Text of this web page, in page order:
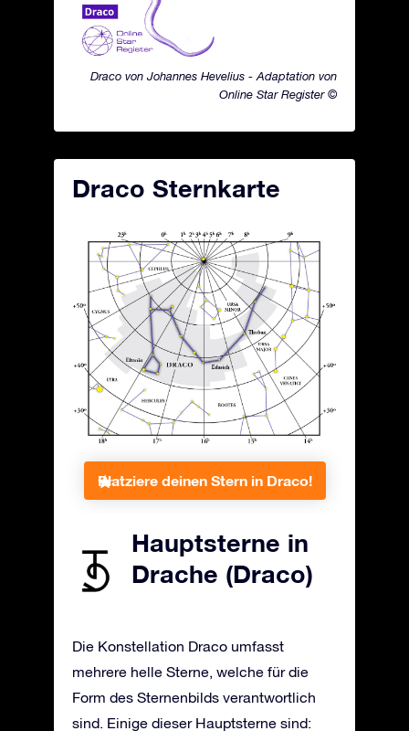
Draco von Johannes Hevelius - Adaptation von
Online Star Register ©
Draco Sternkarte
Platziere deinen Stern in Draco!
Hauptsterne in
Drache (Draco)
Die Konstellation Draco umfasst
mehrere helle Sterne, welche für die
Form des Sternenbilds verantwortlich
sind. Einige dieser Hauptsterne sind: